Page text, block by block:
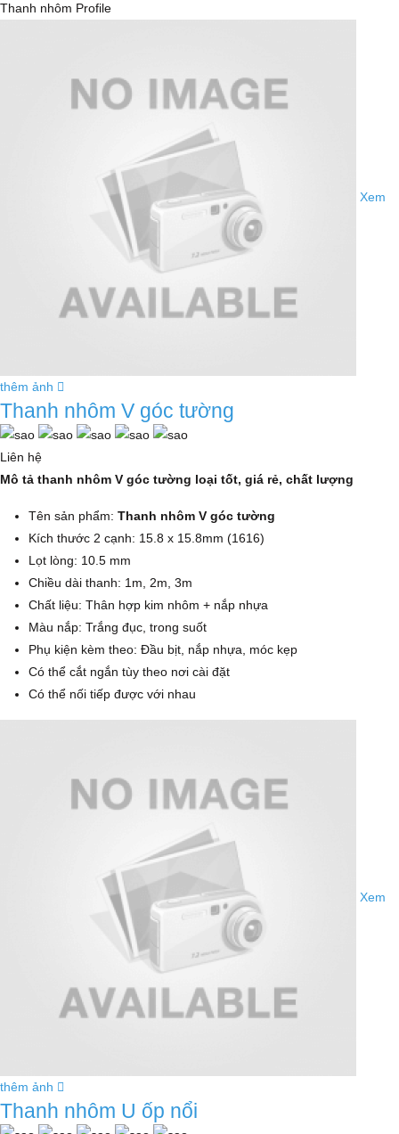
Thanh nhôm Profile
Xem
thêm ảnh
Thanh nhôm V góc tường
Liên hệ
Mô tả thanh nhôm V góc tường loại tốt, giá rẻ, chất lượng
Tên sản phẩm: Thanh nhôm V góc tường
Kích thước 2 cạnh: 15.8 x 15.8mm (1616)
Lọt lòng: 10.5 mm
Chiều dài thanh: 1m, 2m, 3m
Chất liệu: Thân hợp kim nhôm + nắp nhựa
Màu nắp: Trắng đục, trong suốt
Phụ kiện kèm theo: Đầu bịt, nắp nhựa, móc kẹp
Có thể cắt ngắn tùy theo nơi cài đặt
Có thể nối tiếp được với nhau
Xem
thêm ảnh
Thanh nhôm U ốp nổi